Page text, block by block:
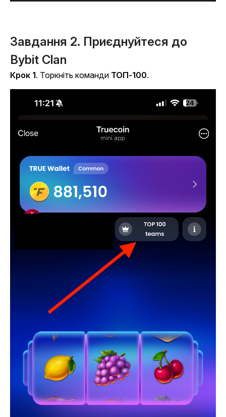
Завдання 2. Приєднуйтеся до
Bybit Clan
Крок 1. Торкніть команди ТОП-100.